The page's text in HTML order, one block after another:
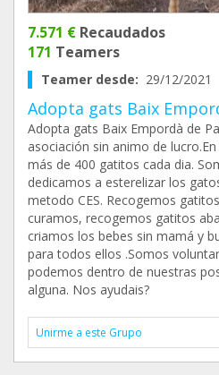
7.571 € Recaudados
171 Teamers
Teamer desde: 29/12/2021
Adopta gats Baix
Adopta gats Baix Empordà de
asociación sin animo de
más de 400 gatitos cada dia.
dedicamos a esterelizar los
metodo CES. Recogemos
curamos, recogemos gatitos
criamos los bebes sin mamá y
para todos ellos .Somos
podemos dentro de nuestras
alguna. Nos ayudais?
Unirme a este Grupo